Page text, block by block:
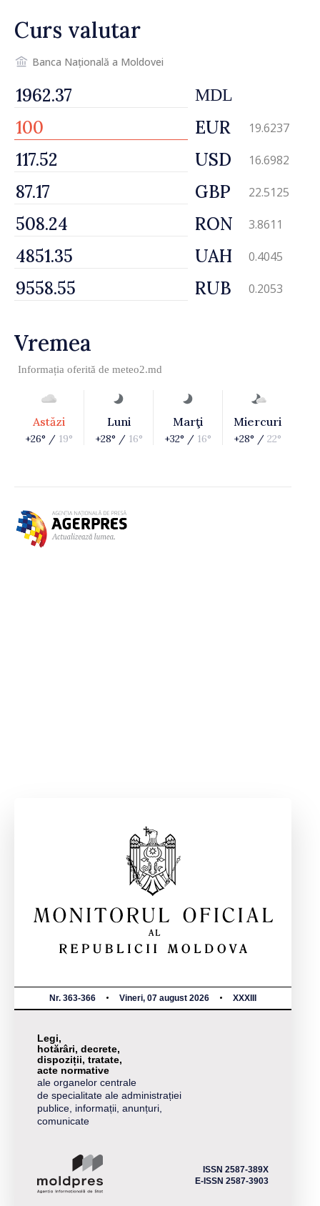
Curs valutar
Banca Națională a Moldovei
MDL
EUR 19.6237
USD 16.6982
GBP 22.5125
RON 3.8611
UAH 0.4045
RUB 0.2053
Vremea
Informația oferită de meteo2.md
Astăzi
+26° / 19°
Luni
+28° / 16°
Marţi
+32° / 16°
Miercuri
+28° / 22°
Nr. 363-366 Vineri, 07 august 2026 XXXIII
Legi,
hotărâri, decrete,
dispoziții, tratate,
acte normative
ale organelor centrale
de specialitate ale administrației
publice, informații, anunțuri,
comunicate
ISSN 2587-389X
E-ISSN 2587-3903